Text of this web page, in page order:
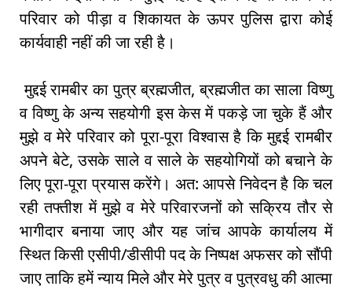
परिवार को पीड़ा व शिकायत के ऊपर पुलिस द्वारा कोई
कार्यवाही नहीं की जा रही है।
मुद्दई रामबीर का पुत्र ब्रह्मजीत, ब्रह्मजीत का साला विष्णु
व विष्णु के अन्य सहयोगी इस केस में पकड़े जा चुके हैं और
मुझे व मेरे परिवार को पूरा-पूरा विश्वास है कि मुद्दई रामबीर
अपने बेटे, उसके साले व साले के सहयोगियों को बचाने के
लिए पूरा-पूरा प्रयास करेंगे। अत: आपसे निवेदन है कि चल
रही तफ्तीश में मुझे व मेरे परिवारजनों को सक्रिय तौर से
भागीदार बनाया जाए और यह जांच आपके कार्यालय में
स्थित किसी एसीपी/डीसीपी पद के निष्पक्ष अफसर को सौंपी
जाए ताकि हमें न्याय मिले और मेरे पुत्र व पुत्रवधु की आत्मा